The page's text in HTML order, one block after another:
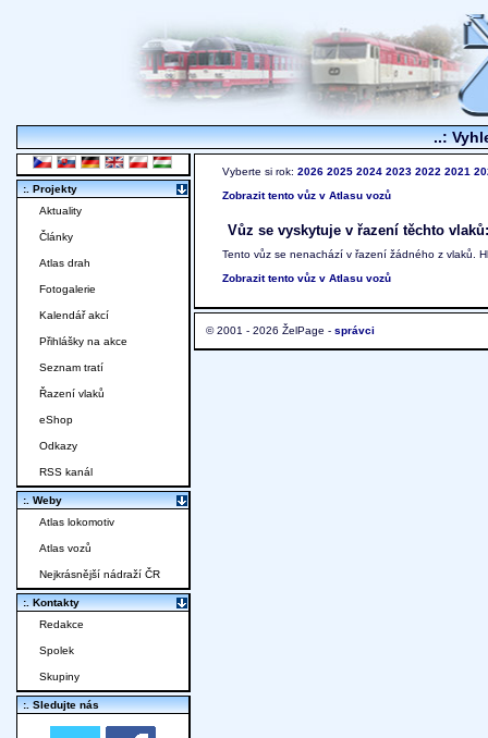
..:
Vyberte si rok: 2026 2025 2024 2023 2022 2021
Zobrazit tento vůz v Atlasu vozů
Vůz se vyskytuje v řazení těchto vlaků:
Tento vůz se nenachází v řazení žádného z vlaků.
Zobrazit tento vůz v Atlasu vozů
© 2001 - 2026 ŽelPage - správci
:. Projekty
Aktuality
Články
Atlas drah
Fotogalerie
Kalendář akcí
Přihlášky na akce
Seznam tratí
Řazení vlaků
eShop
Odkazy
RSS kanál
:. Weby
Atlas lokomotiv
Atlas vozů
Nejkrásnější nádraží ČR
:. Kontakty
Redakce
Spolek
Skupiny
:. Sledujte nás